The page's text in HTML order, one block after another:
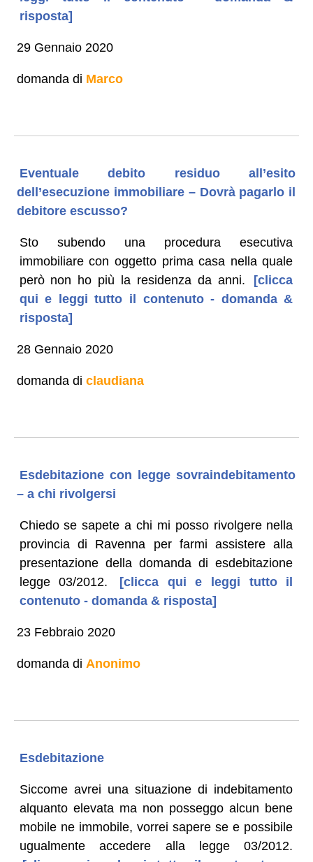
risposta]
29 Gennaio 2020
domanda di Marco
Eventuale debito residuo all’esito
dell’esecuzione immobiliare – Dovrà pagarlo il
debitore escusso?
Sto subendo una procedura esecutiva
immobiliare con oggetto prima casa nella quale
però non ho più la residenza da anni.
[clicca
qui e leggi tutto il contenuto - domanda &
risposta]
28 Gennaio 2020
domanda di claudiana
Esdebitazione con legge sovraindebitamento
– a chi rivolgersi
Chiedo se sapete a chi mi posso rivolgere nella
provincia di Ravenna per farmi assistere alla
presentazione della domanda di esdebitazione
legge 03/2012.
[clicca qui e leggi tutto il
contenuto - domanda & risposta]
23 Febbraio 2020
domanda di Anonimo
Esdebitazione
Siccome avrei una situazione di indebitamento
alquanto elevata ma non posseggo alcun bene
mobile ne immobile, vorrei sapere se e possibile
ugualmente accedere alla legge 03/2012.